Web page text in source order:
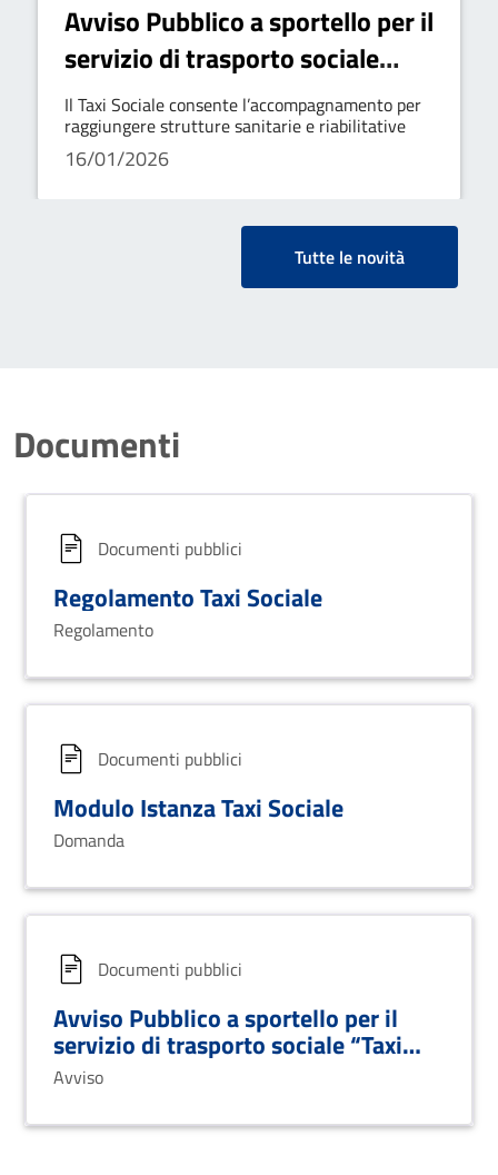
Avviso Pubblico a sportello per il
servizio di trasporto sociale
“Taxi Sociale”
Il Taxi Sociale consente l’accompagnamento per
raggiungere strutture sanitarie e riabilitative
16/01/2026
Tutte le novità
Documenti
Documenti pubblici
Regolamento Taxi Sociale
Regolamento
Documenti pubblici
Modulo Istanza Taxi Sociale
Domanda
Documenti pubblici
Avviso Pubblico a sportello per il
servizio di trasporto sociale “Taxi
Sociale”
Avviso